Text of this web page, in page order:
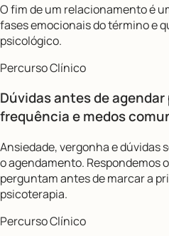
O fim de um relacionamento é
fases emocionais do término e
psicológico.
Percurso Clínico
Dúvidas antes de
frequência e medos
Ansiedade, vergonha e dúvidas
o agendamento. Respondemos
perguntam antes de marcar a
psicoterapia.
Percurso Clínico